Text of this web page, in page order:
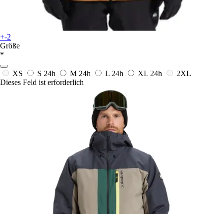
+-2
Größe
*
XS S 24h M 24h L 24h XL 24h
2XL
Dieses Feld ist erforderlich